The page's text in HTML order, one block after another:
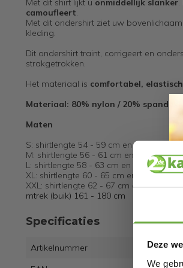
Deze
We
Met dit shirt lijkt u onmiddellijk slanker.
camoufleert.
Met dit ondershirt ziet uw
kleding.
Dit ondershirt traint, corrigeert en
strakgetrokken.
Het materiaal is comfortabel,
Materiaal: 80% nylon / 20% spandex
Maten
S: shirtlengte 54 - 59 cm en omtrek
M: shirtlengte 56 - 61 cm en omtrek
L: shirtlengte 58 - 63 cm en omtrek
XL: shirtlengte 60 - 65 cm en omtrek
XXL: shirtlengte 62 - 67 cm en omtrek
mtrek (buik) 161 - 180 cm
Specificaties
Artikelnummer